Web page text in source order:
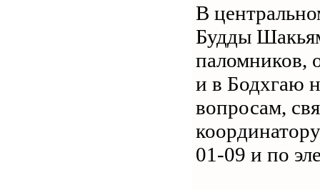
В
Будды
паломников,
и в Бодхгаю
вопросам,
01-09 и по